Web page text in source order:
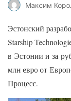
Максим
Эстонский
Starship
в Эстонии и за
млн евро от
Процесс.